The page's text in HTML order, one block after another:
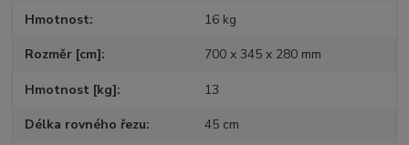
Hmotnost 16 kg
Rozměr [cm] 700 x 345 x 280 mm
Hmotnost [kg] 13
Délka rovného řezu 45 cm